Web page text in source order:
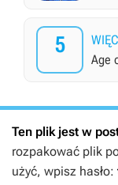
5
Age
Ten plik jest w
rozpakować plik
użyć, wpisz hasło: